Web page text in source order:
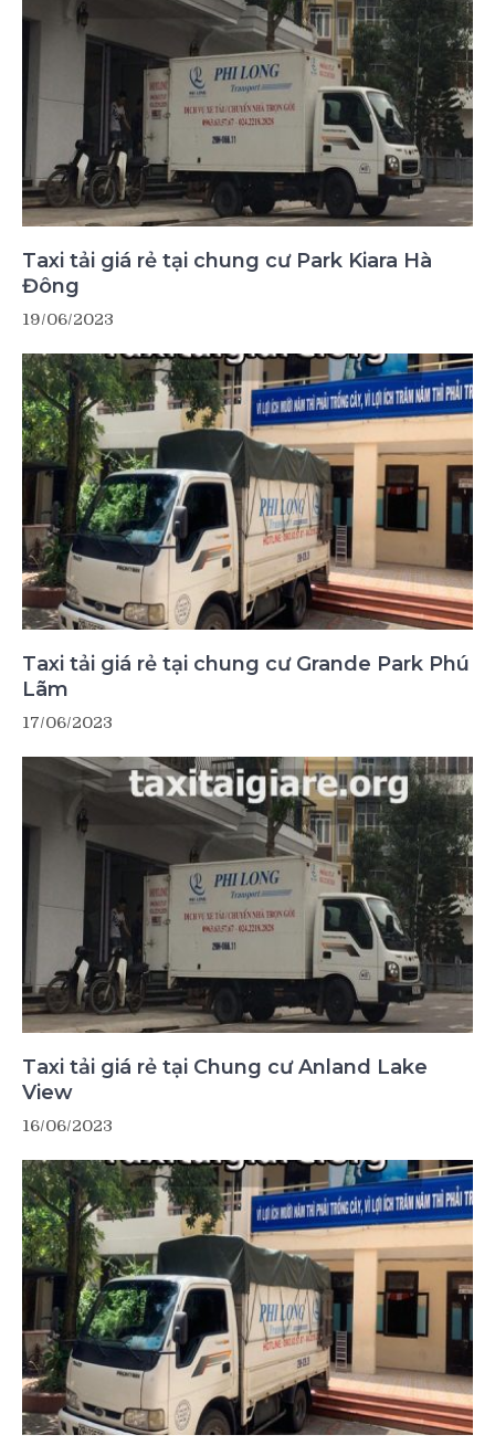
Taxi tải giá rẻ tại chung cư Park Kiara Hà
Đông
19/06/2023
Taxi tải giá rẻ tại chung cư Grande Park Phú
Lãm
17/06/2023
Taxi tải giá rẻ tại Chung cư Anland Lake
View
16/06/2023